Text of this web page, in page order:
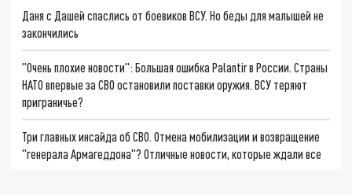
Даня с Дашей спаслись от боевиков ВСУ. Но беды для малышей не
закончились
"Очень плохие новости": Большая ошибка Palantir в России. Страны
НАТО впервые за СВО остановили поставки оружия. ВСУ теряют
приграничье?
Три главных инсайда об СВО. Отмена мобилизации и возвращение
"генерала Армагеддона"? Отличные новости, которые ждали все